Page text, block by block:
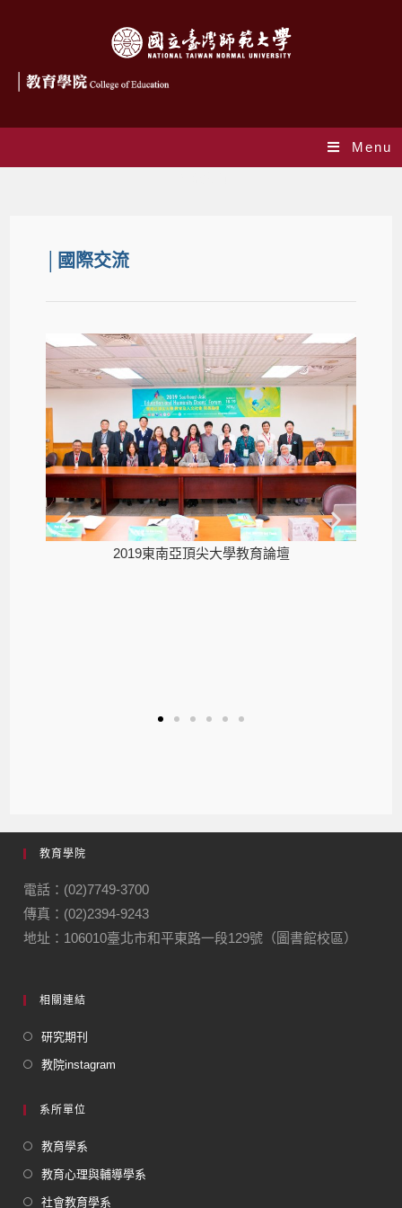
Menu
│國際交流
2019東南亞頂尖大學教育論壇
教育學院
電話：(02)7749-3700
傳真：(02)2394-9243
地址：106010臺北市和平東路一段129號（圖書館校區）
相關連結
研究期刊
教院instagram
系所單位
教育學系
教育心理與輔導學系
社會教育學系